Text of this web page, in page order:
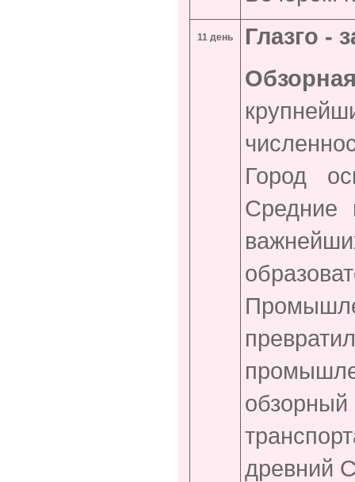
11 день
Глазго -
Город
Средние
древний